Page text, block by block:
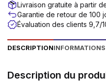
Livraison gratuite à partir
Garantie de retour de 100
Évaluation des clients 9,7/
DESCRIPTION
Description du